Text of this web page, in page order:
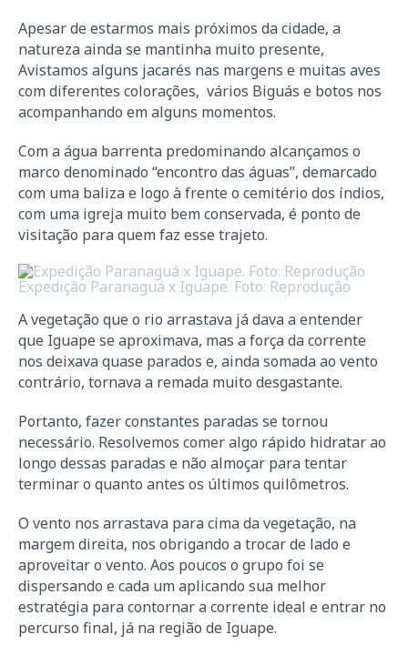
Apesar de estarmos mais próximos da cidade, a
natureza ainda se mantinha muito presente,
Avistamos alguns jacarés nas margens e muitas aves
com diferentes colorações, vários Biguás e botos nos
acompanhando em alguns momentos.
Com a água barrenta predominando alcançamos o
marco denominado “encontro das águas”, demarcado
com uma baliza e logo à frente o cemitério dos índios,
com uma igreja muito bem conservada, é ponto de
visitação para quem faz esse trajeto.
Expedição Paranaguá x Iguape. Foto: Reprodução
A vegetação que o rio arrastava já dava a entender
que Iguape se aproximava, mas a força da corrente
nos deixava quase parados e, ainda somada ao vento
contrário, tornava a remada muito desgastante.
Portanto, fazer constantes paradas se tornou
necessário. Resolvemos comer algo rápido hidratar ao
longo dessas paradas e não almoçar para tentar
terminar o quanto antes os últimos quilômetros.
O vento nos arrastava para cima da vegetação, na
margem direita, nos obrigando a trocar de lado e
aproveitar o vento. Aos poucos o grupo foi se
dispersando e cada um aplicando sua melhor
estratégia para contornar a corrente ideal e entrar no
percurso final, já na região de Iguape.